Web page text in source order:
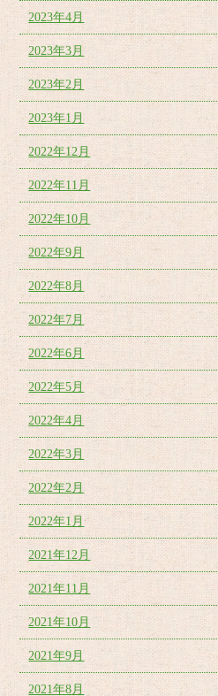
2023年4月
2023年3月
2023年2月
2023年1月
2022年12月
2022年11月
2022年10月
2022年9月
2022年8月
2022年7月
2022年6月
2022年5月
2022年4月
2022年3月
2022年2月
2022年1月
2021年12月
2021年11月
2021年10月
2021年9月
2021年8月